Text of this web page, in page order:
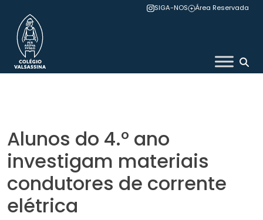
content
SIGA-NOS Área Reservada
Colégio Valsassina
Alunos do 4.º ano
investigam materiais
condutores de corrente
elétrica